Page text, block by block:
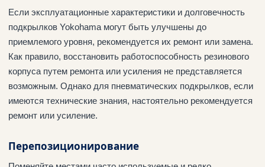
Если эксплуатационные характеристики и долговечность
подкрылков Yokohama могут быть улучшены до
приемлемого уровня, рекомендуется их ремонт или замена.
Как правило, восстановить работоспособность резинового
корпуса путем ремонта или усиления не представляется
возможным. Однако для пневматических подкрылков, если
имеются технические знания, настоятельно рекомендуется
ремонт или усиление.
Перепозиционирование